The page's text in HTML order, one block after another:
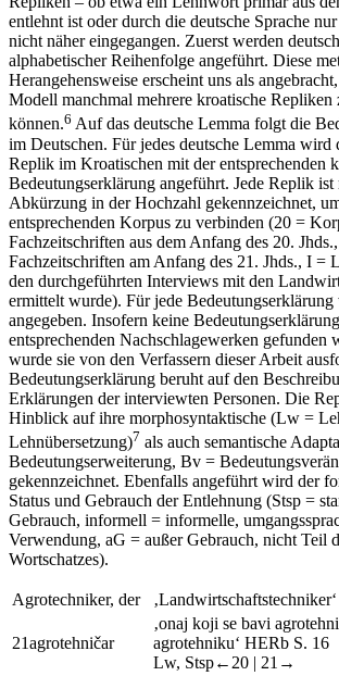
entlehnt ist oder durch die deutsche Sprache
nicht näher eingegangen. Zuerst werden
alphabetischer Reihenfolge angeführt. Diese
Herangehensweise erscheint uns als
Modell manchmal mehrere kroatische Repliken
können.6 Auf das deutsche Lemma folgt die
im Deutschen. Für jedes deutsche Lemma wird
Replik im Kroatischen mit der entsprechenden
Bedeutungserklärung angeführt. Jede Replik
Abkürzung in der Hochzahl gekennzeichnet,
entsprechenden Korpus zu verbinden (20 =
Fachzeitschriften aus dem Anfang des 20. Jhds.,
Fachzeitschriften am Anfang des 21. Jhds., I =
den durchgeführten Interviews mit den
ermittelt wurde). Für jede
angegeben. Insofern keine
entsprechenden Nachschlagewerken gefunden
wurde sie von den Verfassern dieser Arbeit
Bedeutungserklärung beruht auf den
Erklärungen der interviewten Personen. Die
Hinblick auf ihre morphosyntaktische (Lw =
Lehnübersetzung)7 als auch semantische
Bedeutungserweiterung, Bv =
gekennzeichnet. Ebenfalls angeführt wird der
Status und Gebrauch der Entlehnung (Stsp =
Gebrauch, informell = informelle,
Verwendung, aG = außer Gebrauch, nicht Teil
Wortschatzes).
Agrotechniker, der ‚Landwirtschaftstechniker‘
21agrotehničar
‚onaj koji se bavi
agrotehniku‘ HERb S. 16
Lw, Stsp←20 | 21→